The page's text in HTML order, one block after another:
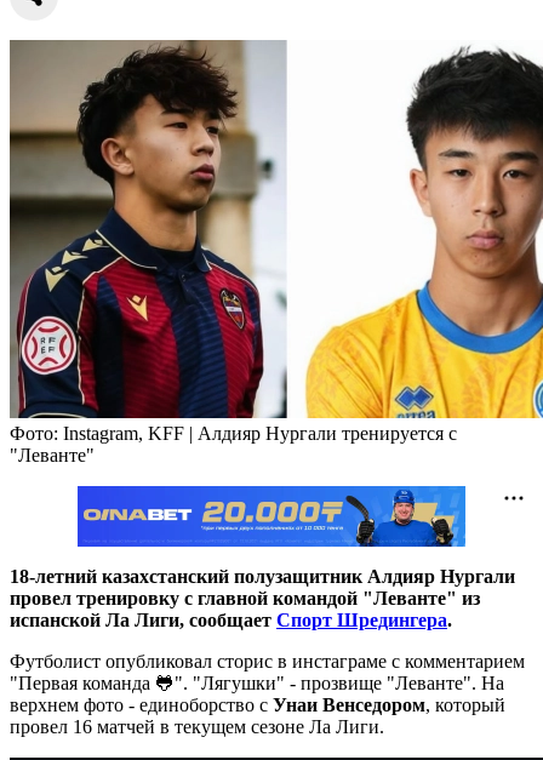
Фото: Instagram, KFF | Алдияр Нургали тренируется с
"Леванте"
18-летний казахстанский полузащитник Алдияр Нургали
провел тренировку с главной командой "Леванте" из
испанской Ла Лиги, сообщает Спорт Шредингера.
Футболист опубликовал сторис в инстаграме с комментарием
"Первая команда 🐸". "Лягушки" - прозвище "Леванте". На
верхнем фото - единоборство с Унаи Венседором, который
провел 16 матчей в текущем сезоне Ла Лиги.